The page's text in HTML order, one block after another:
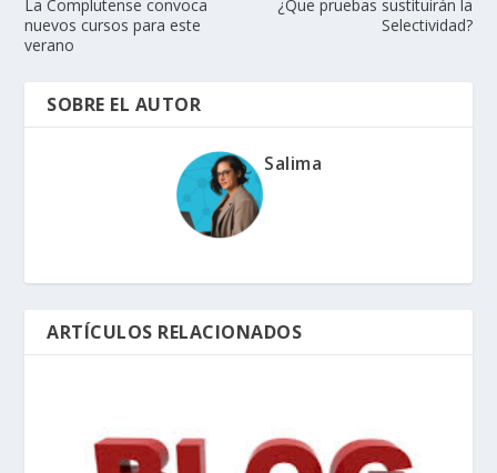
La Complutense convoca
nuevos cursos para este
verano
¿Que pruebas sustituirán la
Selectividad?
SOBRE EL AUTOR
Salima
ARTÍCULOS RELACIONADOS